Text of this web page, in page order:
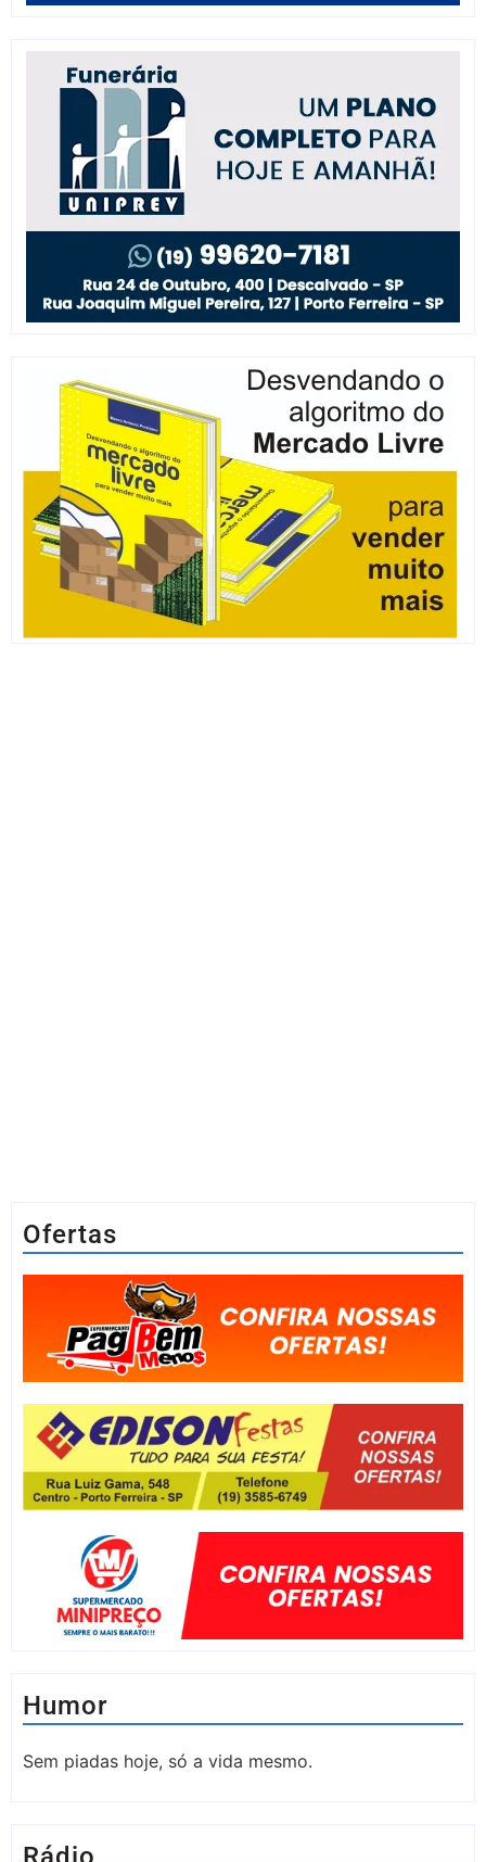
Ofertas
Humor
Sem piadas hoje, só a vida mesmo.